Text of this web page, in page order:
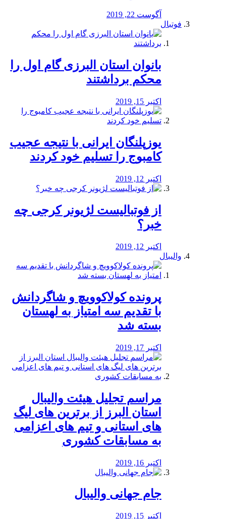
آگوست 22, 2019
فوتبال
بانوان استان البرزی گام اول را
محكم برداشتند
اکتبر 15, 2019
یوزپلنگان ایرانی با نتیجه عجیب
کامبوج را تسلیم خود کردند
اکتبر 12, 2019
از فوتبالیست لژیونر کرجی چه
خبر؟
اکتبر 12, 2019
والیبال
پرونده کولاکوویچ و شاگردانش
با تقدیم سه امتیاز به لهستان
بسته شد
اکتبر 17, 2019
مراسم تجلیل هیئت والیبال
استان البرز از برترین های لیگ
های استانی و تیم های اعزامی
به مسابقات کشوری
اکتبر 16, 2019
جام جهانی والیبال
اکتبر 15, 2019